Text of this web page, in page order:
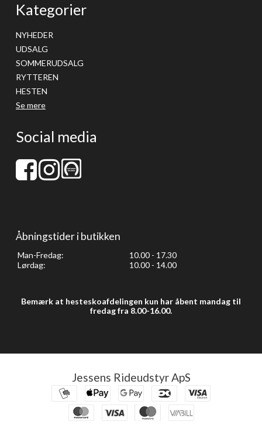
Kategorier
NYHEDER
UDSALG
SOMMERUDSALG
RYTTEREN
HESTEN
Se mere
Social media
Åbningstider i butikken
Man-Fredag:
10.00 - 17.30
Lørdag:
10.00 - 14.00
Bemærk at hesteskoafdelingen kun har åbent mandag til
fredag fra 8.00-16.00.
Jessens Rideudstyr ApS